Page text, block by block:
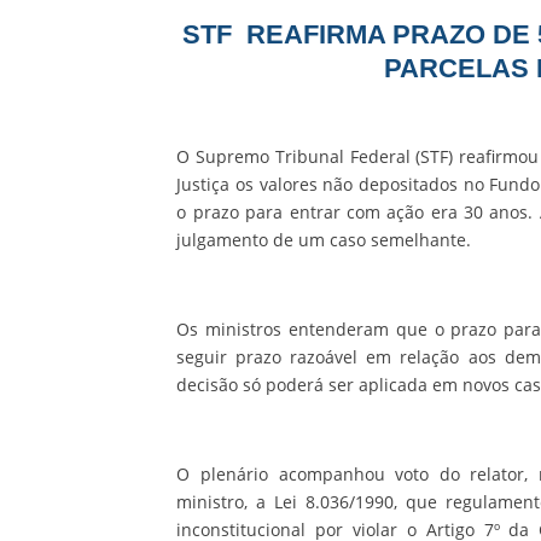
STF REAFIRMA PRAZO DE
PARCELAS
O Supremo Tribunal Federal (STF)
Justiça os valores não depositados no
o prazo para entrar com ação era 30
julgamento de um caso semelhante.
Os ministros entenderam que o prazo
seguir prazo razoável em relação aos
decisão só poderá ser aplicada em novos
O plenário acompanhou voto do
ministro, a Lei 8.036/1990, que
inconstitucional por violar o Artigo 7º da